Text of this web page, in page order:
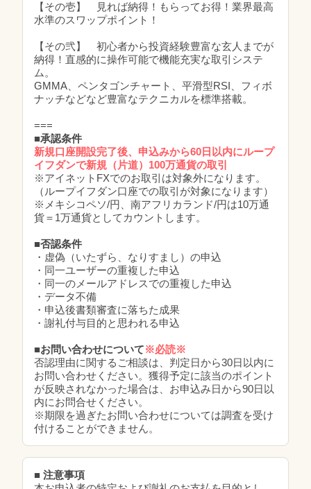
【その壱】 見れば納得！もらってお得！業界最高
水準のスワップポイント！
【その弐】 初心者から投資経験豊富な玄人までが
納得！直感的に操作可能で機能充実な取引システ
ム。
GMMA、ペンタゴンチャート、平滑型RSI、フィボ
ナッチなどなど豊富なテクニカルを標準搭載。
===
■承認条件
新規口座開設完了後、申込みから60日以内にループ
イフダンで新規（片道）100万通貨の取引
※アイネットFXでのお取引は対象外になります。
（ループイフダン口座での取引が対象になります）
※メキシコペソ/円、南アフリカランド/円は10万通
貨＝1万通貨としてカウントします。
■否認条件
・虚偽（いたずら、なりすまし）の申込
・同一ユーザーの重複した申込
・同一のメールアドレスでの重複した申込
・データ不備
・申込後書類審査に落ちた成果
・謝礼付与目的と思われる申込
■お問い合わせについて※必読※
否認理由に関するご相談は、判定日から30日以内に
お問い合わせください。獲得予定に該当のポイント
が反映されなかった場合は、お申込み日から90日以
内にお問合せください。
※期限を過ぎたお問い合わせについては調査を受け
付けることができません。
■ 注意事項